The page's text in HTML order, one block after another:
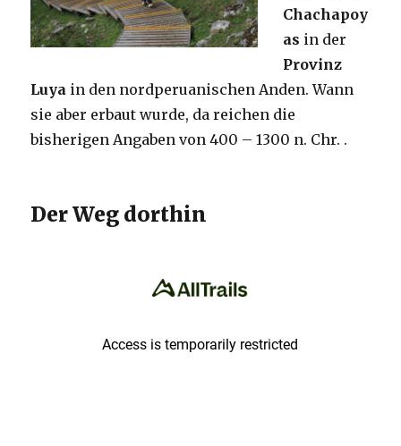
Chachapoy
as in der
Provinz
Luya in den nordperuanischen Anden. Wann
sie aber erbaut wurde, da reichen die
bisherigen Angaben von 400 – 1300 n. Chr. .
Der Weg dorthin